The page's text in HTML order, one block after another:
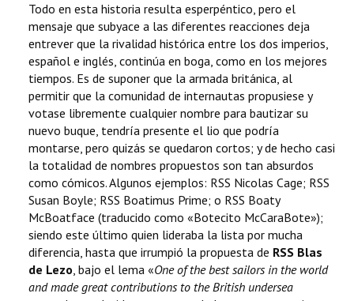
Todo en esta historia resulta esperpéntico, pero el
mensaje que subyace a las diferentes reacciones deja
entrever que la rivalidad histórica entre los dos imperios,
español e inglés, continúa en boga, como en los mejores
tiempos. Es de suponer que la armada británica, al
permitir que la comunidad de internautas propusiese y
votase libremente cualquier nombre para bautizar su
nuevo buque, tendría presente el lio que podría
montarse, pero quizás se quedaron cortos; y de hecho casi
la totalidad de nombres propuestos son tan absurdos
como cómicos. Algunos ejemplos: RSS Nicolas Cage; RSS
Susan Boyle; RSS Boatimus Prime; o RSS Boaty
McBoatface (traducido como «Botecito McCaraBote»);
siendo este último quien lideraba la lista por mucha
diferencia, hasta que irrumpió la propuesta de RSS Blas
de Lezo, bajo el lema «One of the best sailors in the world
and made great contributions to the British undersea